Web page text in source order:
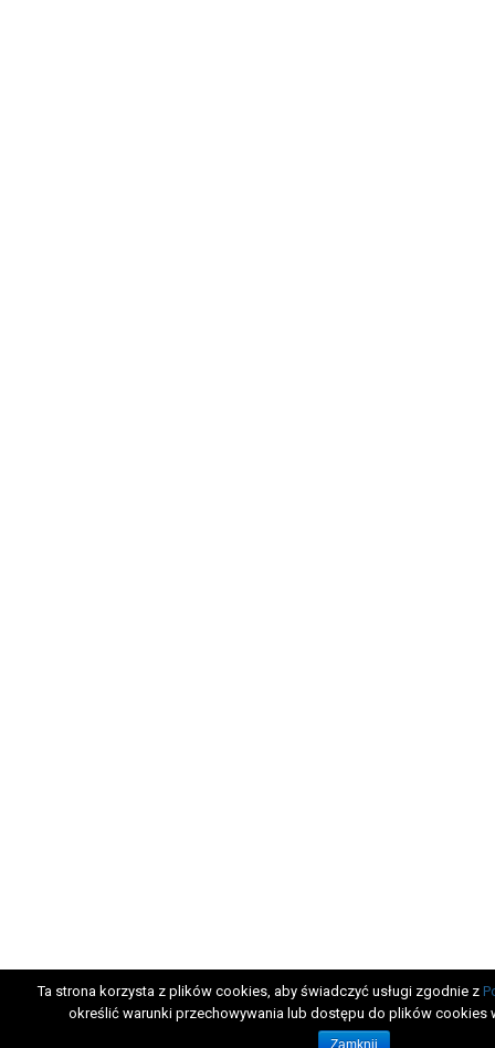
Ta strona korzysta z plików cookies, aby świadczyć usługi zgodnie z
określić warunki przechowywania lub dostępu do plików cookies
Zamknij